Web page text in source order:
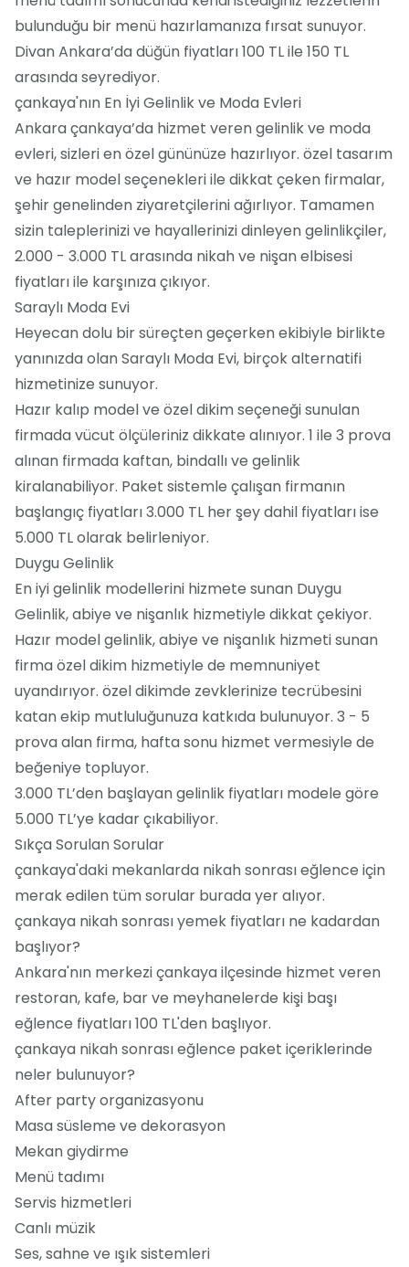
bulunduğu bir menü hazırlamanıza fırsat sunuyor.
Divan Ankara’da düğün fiyatları 100 TL ile 150 TL
arasında seyrediyor.
çankaya'nın En İyi Gelinlik ve Moda Evleri
Ankara çankaya’da hizmet veren gelinlik ve moda
evleri, sizleri en özel gününüze hazırlıyor. özel tasarım
ve hazır model seçenekleri ile dikkat çeken firmalar,
şehir genelinden ziyaretçilerini ağırlıyor. Tamamen
sizin taleplerinizi ve hayallerinizi dinleyen gelinlikçiler,
2.000 - 3.000 TL arasında nikah ve nişan elbisesi
fiyatları ile karşınıza çıkıyor.
Saraylı Moda Evi
Heyecan dolu bir süreçten geçerken ekibiyle birlikte
yanınızda olan Saraylı Moda Evi, birçok alternatifi
hizmetinize sunuyor.
Hazır kalıp model ve özel dikim seçeneği sunulan
firmada vücut ölçüleriniz dikkate alınıyor. 1 ile 3 prova
alınan firmada kaftan, bindallı ve gelinlik
kiralanabiliyor. Paket sistemle çalışan firmanın
başlangıç fiyatları 3.000 TL her şey dahil fiyatları ise
5.000 TL olarak belirleniyor.
Duygu Gelinlik
En iyi gelinlik modellerini hizmete sunan Duygu
Gelinlik, abiye ve nişanlık hizmetiyle dikkat çekiyor.
Hazır model gelinlik, abiye ve nişanlık hizmeti sunan
firma özel dikim hizmetiyle de memnuniyet
uyandırıyor. özel dikimde zevklerinize tecrübesini
katan ekip mutluluğunuza katkıda bulunuyor. 3 - 5
prova alan firma, hafta sonu hizmet vermesiyle de
beğeniye topluyor.
3.000 TL’den başlayan gelinlik fiyatları modele göre
5.000 TL’ye kadar çıkabiliyor.
Sıkça Sorulan Sorular
çankaya'daki mekanlarda nikah sonrası eğlence için
merak edilen tüm sorular burada yer alıyor.
çankaya nikah sonrası yemek fiyatları ne kadardan
başlıyor?
Ankara'nın merkezi çankaya ilçesinde hizmet veren
restoran, kafe, bar ve meyhanelerde kişi başı
eğlence fiyatları 100 TL'den başlıyor.
çankaya nikah sonrası eğlence paket içeriklerinde
neler bulunuyor?
After party organizasyonu
Masa süsleme ve dekorasyon
Mekan giydirme
Menü tadımı
Servis hizmetleri
Canlı müzik
Ses, sahne ve ışık sistemleri